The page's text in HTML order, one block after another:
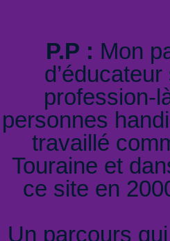
P.P : Mon
profession-
personnes
travaillé
Touraine et
ce site en
Un parcours